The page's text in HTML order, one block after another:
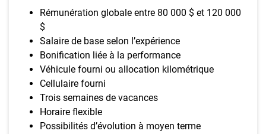
Rémunération globale entre 80 000 $ et 120 000
$
Salaire de base selon l’expérience
Bonification liée à la performance
Véhicule fourni ou allocation kilométrique
Cellulaire fourni
Trois semaines de vacances
Horaire flexible
Possibilités d’évolution à moyen terme